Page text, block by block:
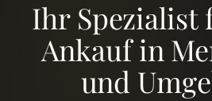
Ihr Spezialist
Ankauf in
und